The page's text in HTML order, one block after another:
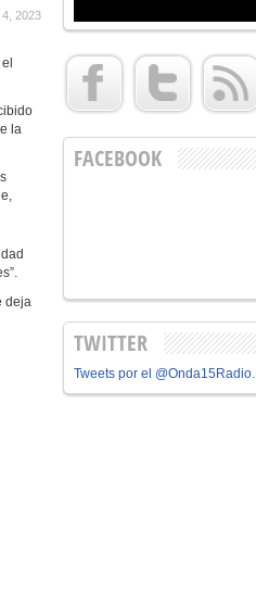
2023
la
deja
FACEBOOK
TWITTER
Tweets por el @Onda15Radio.